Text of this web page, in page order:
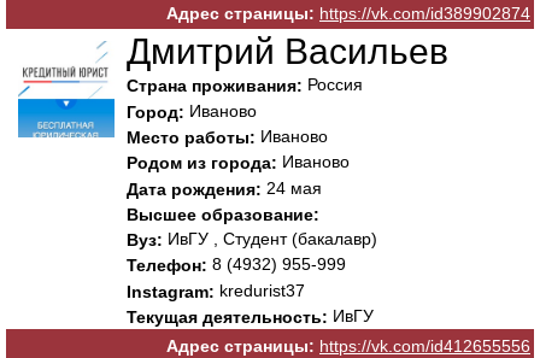
Адрес страницы: https://vk.com/id389902874
Дмитрий Васильев
Страна проживания: Россия
Город: Иваново
Место работы: Иваново
Родом из города: Иваново
Дата рождения: 24 мая
Высшее образование:
Вуз: ИвГУ , Студент (бакалавр)
Телефон: 8 (4932) 955-999
Instagram: kredurist37
Текущая деятельность: ИвГУ
Адрес страницы: https://vk.com/id412655556